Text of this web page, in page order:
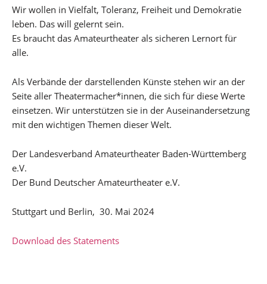
Wir wollen in Vielfalt, Toleranz, Freiheit und Demokratie
leben. Das will gelernt sein.
Es braucht das Amateurtheater als sicheren Lernort für
alle.
Als Verbände der darstellenden Künste stehen wir an der
Seite aller Theatermacher*innen, die sich für diese Werte
einsetzen. Wir unterstützen sie in der Auseinandersetzung
mit den wichtigen Themen dieser Welt.
Der Landesverband Amateurtheater Baden-Württemberg
e.V.
Der Bund Deutscher Amateurtheater e.V.
Stuttgart und Berlin, 30. Mai 2024
Download des Statements